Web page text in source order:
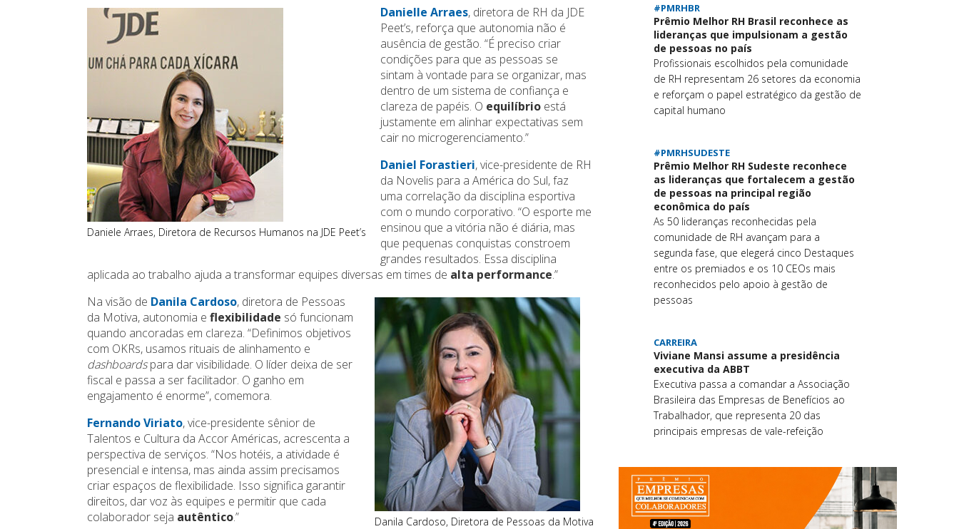
Daniele Arraes, Diretora de Recursos Humanos na JDE Peet’s
Danielle Arraes, diretora de RH da JDE
Peet’s, reforça que autonomia não é
ausência de gestão. “É preciso criar
condições para que as pessoas se
sintam à vontade para se organizar, mas
dentro de um sistema de confiança e
clareza de papéis. O equilíbrio está
justamente em alinhar expectativas sem
cair no microgerenciamento.”
Daniel Forastieri, vice-presidente de RH
da Novelis para a América do Sul, faz
uma correlação da disciplina esportiva
com o mundo corporativo. “O esporte me
ensinou que a vitória não é diária, mas
que pequenas conquistas constroem
grandes resultados. Essa disciplina
aplicada ao trabalho ajuda a transformar equipes diversas em times de alta performance.”
Danila Cardoso, Diretora de Pessoas da Motiva
Na visão de Danila Cardoso, diretora de Pessoas
da Motiva, autonomia eflexibilidade só funcionam
quando ancoradas em clareza. “Definimos objetivos
com OKRs, usamos rituais de alinhamento e
dashboardspara dar visibilidade. O líder deixa de ser
fiscal e passa a ser facilitador. O ganho em
engajamento é enorme”, comemora.
Fernando Viriato, vice-presidente sênior de
Talentos e Cultura da Accor Américas, acrescenta a
perspectiva de serviços. “Nos hotéis, a atividade é
presencial e intensa, mas ainda assim precisamos
criar espaços de flexibilidade. Isso significa garantir
direitos, dar voz às equipes e permitir que cada
colaborador seja autêntico.”
#PMRHBR
Prêmio Melhor RH Brasil reconhece as
lideranças que impulsionam a gestão
de pessoas no país
Profissionais escolhidos pela comunidade
de RH representam 26 setores da economia
e reforçam o papel estratégico da gestão de
capital humano
#PMRHSUDESTE
Prêmio Melhor RH Sudeste reconhece
as lideranças que fortalecem a gestão
de pessoas na principal região
econômica do país
As 50 lideranças reconhecidas pela
comunidade de RH avançam para a
segunda fase, que elegerá cinco Destaques
entre os premiados e os 10 CEOs mais
reconhecidos pelo apoio à gestão de
pessoas
CARREIRA
Viviane Mansi assume a presidência
executiva da ABBT
Executiva passa a comandar a Associação
Brasileira das Empresas de Benefícios ao
Trabalhador, que representa 20 das
principais empresas de vale-refeição